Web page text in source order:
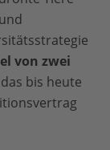
von zwei
bis heute